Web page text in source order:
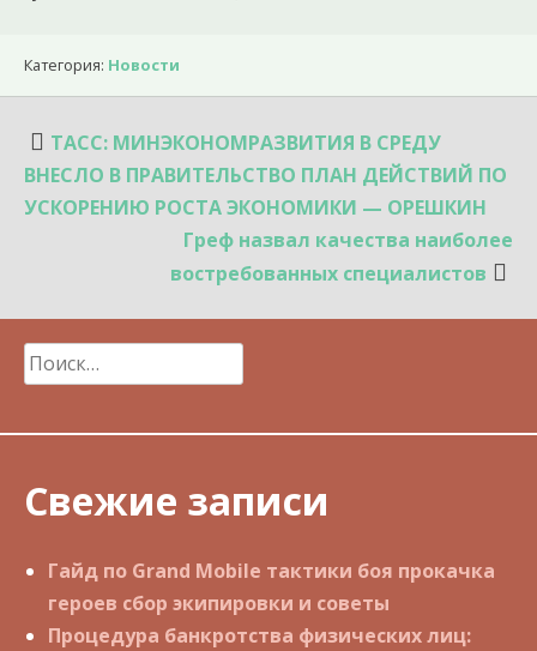
Категория: Новости
Навигация
по
записям
ТАСС: МИНЭКОНОМРАЗВИТИЯ В СРЕДУ
ВНЕСЛО В ПРАВИТЕЛЬСТВО ПЛАН ДЕЙСТВИЙ ПО
УСКОРЕНИЮ РОСТА ЭКОНОМИКИ — ОРЕШКИН
Греф назвал качества наиболее
востребованных специалистов
Найти:
Свежие записи
Гайд по Grand Mobile тактики боя прокачка
героев сбор экипировки и советы
Процедура банкротства физических лиц: